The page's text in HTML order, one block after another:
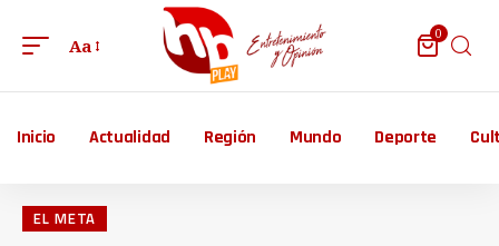
Aa
0
Inicio Actualidad Región Mundo Deporte
EL META